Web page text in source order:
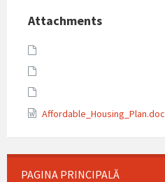
Attachments
Affordable_Housing_Plan.doc
PAGINA PRINCIPALĂ